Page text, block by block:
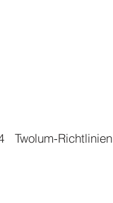
Twolum-Richtlinien